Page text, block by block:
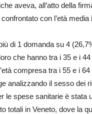
aveva, all’atto della
con l’età
di 1 domanda su 4
che hanno tra i 35 e i
compresa tra i 55 e i
analizzando il sesso dei
le spese sanitarie è stata
totali in Veneto, dove la